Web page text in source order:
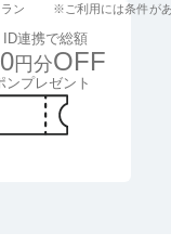
ラン
ID連携で総額
円分OFF
ンプレゼント
※ご利用には条件が